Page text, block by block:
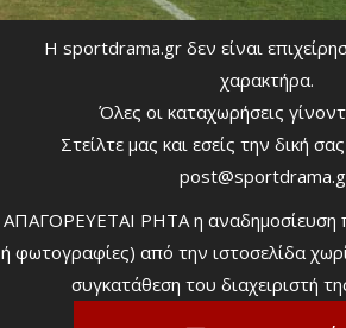
Η sportdrama.gr δεν είναι
χαρακτήρα.
Όλες οι καταχωρήσεις
Στείλτε μας και εσείς την δική
ΑΠΑΓΟΡΕΥΕΤΑΙ ΡΗΤΑ η αναδημοσίευση
ή φωτογραφίες) από την ιστοσελίδα
συγκατάθεση του διαχειριστή